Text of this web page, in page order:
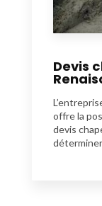
Devis
offre la
devis